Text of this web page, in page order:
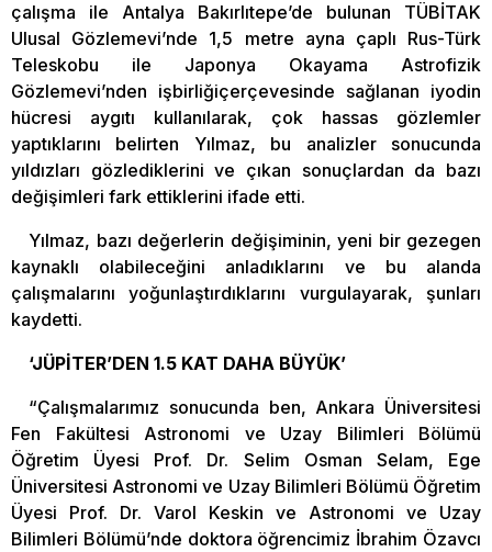
çalışma ile Antalya Bakırlıtepe’de bulunan TÜBİTAK
Ulusal Gözlemevi’nde 1,5 metre ayna çaplı Rus-Türk
Teleskobu ile Japonya Okayama Astrofizik
Gözlemevi’nden işbirliğiçerçevesinde sağlanan iyodin
hücresi aygıtı kullanılarak, çok hassas gözlemler
yaptıklarını belirten Yılmaz, bu analizler sonucunda
yıldızları gözlediklerini ve çıkan sonuçlardan da bazı
değişimleri fark ettiklerini ifade etti.
Yılmaz, bazı değerlerin değişiminin, yeni bir gezegen
kaynaklı olabileceğini anladıklarını ve bu alanda
çalışmalarını yoğunlaştırdıklarını vurgulayarak, şunları
kaydetti.
‘JÜPİTER’DEN 1.5 KAT DAHA BÜYÜK’
“Çalışmalarımız sonucunda ben, Ankara Üniversitesi
Fen Fakültesi Astronomi ve Uzay Bilimleri Bölümü
Öğretim Üyesi Prof. Dr. Selim Osman Selam, Ege
Üniversitesi Astronomi ve Uzay Bilimleri Bölümü Öğretim
Üyesi Prof. Dr. Varol Keskin ve Astronomi ve Uzay
Bilimleri Bölümü’nde doktora öğrencimiz İbrahim Özavcı